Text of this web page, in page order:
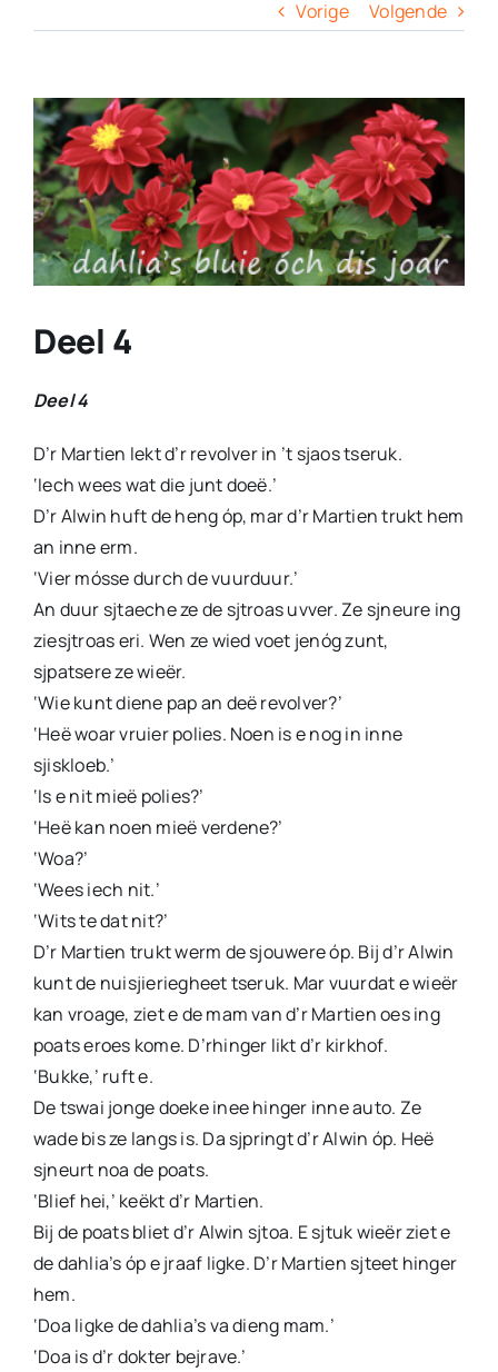
Contact
Vorige Volgende
View
Larger
Image
Deel 4
Deel 4
D’r Martien lekt d’r revolver in ’t sjaos tseruk.
‘Iech wees wat die junt doeë.’
D’r Alwin huft de heng óp, mar d’r Martien trukt hem
an inne erm.
‘Vier mósse durch de vuurduur.’
An duur sjtaeche ze de sjtroas uvver. Ze sjneure ing
ziesjtroas eri. Wen ze wied voet jenóg zunt,
sjpatsere ze wieër.
‘Wie kunt diene pap an deë revolver?’
‘Heë woar vruier polies. Noen is e nog in inne
sjiskloeb.’
‘Is e nit mieë polies?’
‘Heë kan noen mieë verdene?’
‘Woa?’
‘Wees iech nit.’
‘Wits te dat nit?’
D’r Martien trukt werm de sjouwere óp. Bij d’r Alwin
kunt de nuisjieriegheet tseruk. Mar vuurdat e wieër
kan vroage, ziet e de mam van d’r Martien oes ing
poats eroes kome. D’rhinger likt d’r kirkhof.
‘Bukke,’ ruft e.
De tswai jonge doeke inee hinger inne auto. Ze
wade bis ze langs is. Da sjpringt d’r Alwin óp. Heë
sjneurt noa de poats.
‘Blief hei,’ keëkt d’r Martien.
Bij de poats bliet d’r Alwin sjtoa. E sjtuk wieër ziet e
de dahlia’s óp e jraaf ligke. D’r Martien sjteet hinger
hem.
‘Doa ligke de dahlia’s va dieng mam.’
‘Doa is d’r dokter bejrave.’